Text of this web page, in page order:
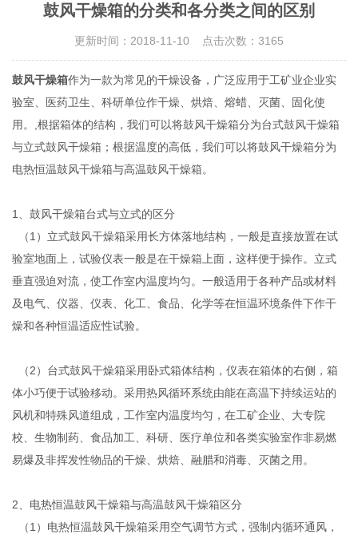
鼓风干燥箱的分类和各分类之间的区别
更新时间：2018-11-10 点击次数：3165
鼓风干燥箱作为一款为常见的干燥设备，广泛应用于工矿业企业实
验室、医药卫生、科研单位作干燥、烘焙、熔蜡、灭菌、固化使
用。,根据箱体的结构，我们可以将鼓风干燥箱分为台式鼓风干燥箱
与立式鼓风干燥箱；根据温度的高低，我们可以将鼓风干燥箱分为
电热恒温鼓风干燥箱与高温鼓风干燥箱。
1、鼓风干燥箱台式与立式的区分
（1）立式鼓风干燥箱采用长方体落地结构，一般是直接放置在试
验室地面上，试验仪表一般是在干燥箱上面，这样便于操作。立式
垂直强迫对流，使工作室内温度均匀。一般适用于各种产品或材料
及电气、仪器、仪表、化工、食品、化学等在恒温环境条件下作干
燥和各种恒温适应性试验。
（2）台式鼓风干燥箱采用卧式箱体结构，仪表在箱体的右侧，箱
体小巧便于试验移动。采用热风循环系统由能在高温下持续运站的
风机和特殊风道组成，工作室内温度均匀，在工矿企业、大专院
校、生物制药、食品加工、科研、医疗单位和各类实验室作非易燃
易爆及非挥发性物品的干燥、烘焙、融腊和消毒、灭菌之用。
2、电热恒温鼓风干燥箱与高温鼓风干燥箱区分
（1）电热恒温鼓风干燥箱采用空气调节方式，强制内循环通风，